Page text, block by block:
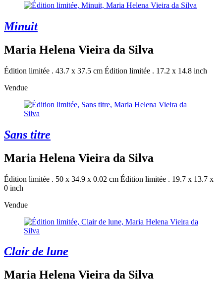
Minuit
Maria Helena Vieira da Silva
Édition limitée . 43.7 x 37.5 cm Édition limitée . 17.2 x 14.8 inch
Vendue
Sans titre
Maria Helena Vieira da Silva
Édition limitée . 50 x 34.9 x 0.02 cm Édition limitée . 19.7 x 13.7 x
0 inch
Vendue
Clair de lune
Maria Helena Vieira da Silva